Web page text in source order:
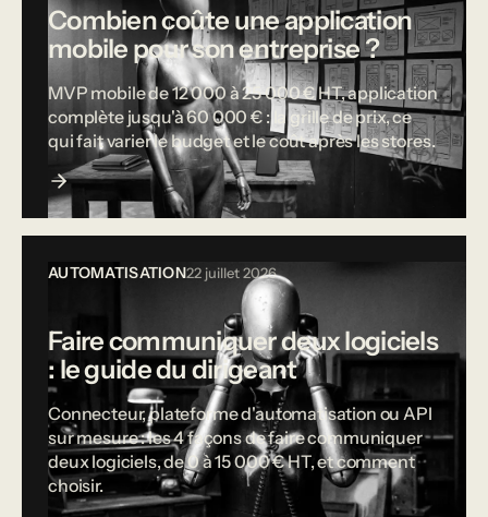
Combien coûte une application
mobile pour son entreprise ?
MVP mobile de 12 000 à 25 000 € HT, application
complète jusqu'à 60 000 € : la grille de prix, ce
qui fait varier le budget et le coût après les stores.
AUTOMATISATION22 juillet 2026
Faire communiquer deux logiciels
: le guide du dirigeant
Connecteur, plateforme d'automatisation ou API
sur mesure : les 4 façons de faire communiquer
deux logiciels, de 0 à 15 000 € HT, et comment
choisir.